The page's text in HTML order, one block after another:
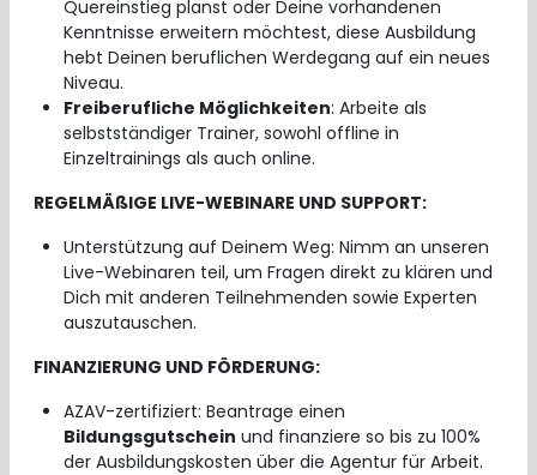
Quereinstieg planst oder Deine vorhandenen
Kenntnisse erweitern möchtest, diese Ausbildung
hebt Deinen beruflichen Werdegang auf ein neues
Niveau.
Freiberufliche Möglichkeiten: Arbeite als
selbstständiger Trainer, sowohl offline in
Einzeltrainings als auch online.
REGELMÄßIGE LIVE-WEBINARE UND SUPPORT:
Unterstützung auf Deinem Weg: Nimm an unseren
Live-Webinaren teil, um Fragen direkt zu klären und
Dich mit anderen Teilnehmenden sowie Experten
auszutauschen.
FINANZIERUNG UND FÖRDERUNG:
AZAV-zertifiziert: Beantrage einen
Bildungsgutschein und finanziere so bis zu 100%
der Ausbildungskosten über die Agentur für Arbeit.